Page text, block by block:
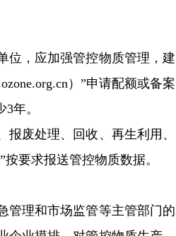
，应加强管控物质管理，建
）”申请配额或备案
年。
废处理、回收、再生利用、
要求报送管控物质数据。
理和市场监管等主管部门的